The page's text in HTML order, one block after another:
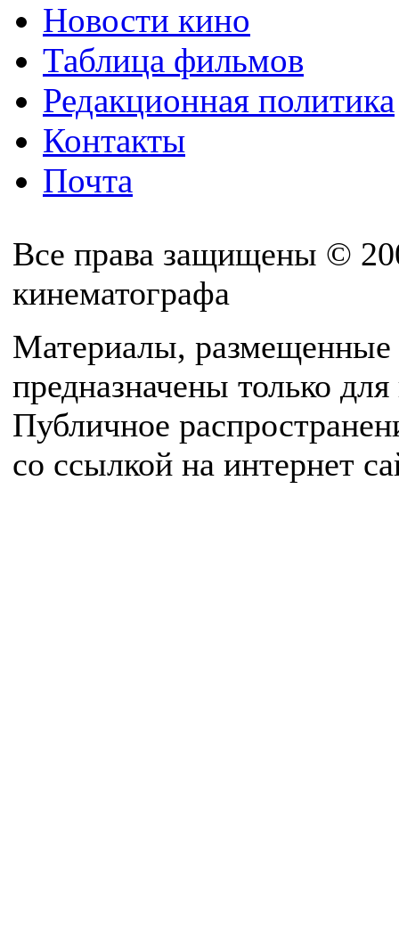
Новости кино
Таблица фильмов
Редакционная политика
Контакты
Почта
Все права защищены ©
кинематографа
Материалы, размещенные
предназначены только
Публичное
со ссылкой на интернет